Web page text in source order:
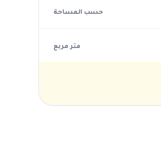
حسب المساحة
متر مربع